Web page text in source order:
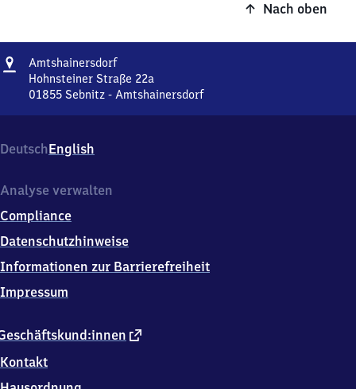
Nach oben
Adresse
AmtshainersdorfAmtshainersdorf
Hohnsteiner Straße 22a
01855 Sebnitz - Amtshainersdorf
Straße
22a,
1
5
5
-
Amtshainersdorf
DeutschEnglish
externer
Kontakt
Analyse verwalten
Compliance
Datenschutzhinweise
Informationen zur Barrierefreiheit
Impressum